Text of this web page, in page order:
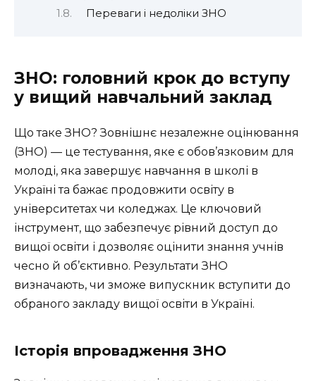
Переваги і недоліки ЗНО
ЗНО: головний крок до вступу
у вищий навчальний заклад
Що таке ЗНО? Зовнішнє незалежне оцінювання
(ЗНО) — це тестування, яке є обов’язковим для
молоді, яка завершує навчання в школі в
Україні та бажає продовжити освіту в
університетах чи коледжах. Це ключовий
інструмент, що забезпечує рівний доступ до
вищої освіти і дозволяє оцінити знання учнів
чесно й об’єктивно. Результати ЗНО
визначають, чи зможе випускник вступити до
обраного закладу вищої освіти в Україні.
Історія впровадження ЗНО